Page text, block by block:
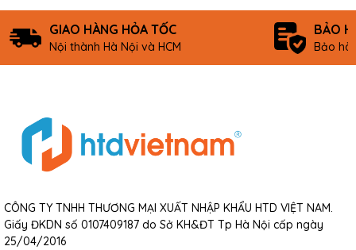
GIAO HÀNG HỎA TỐC
Nội thành Hà Nội và HCM
BẢO
Bảo
CÔNG TY TNHH THƯƠNG MẠI XUẤT NHẬP KHẨU HTD VIỆT NAM.
Giấy ĐKDN số 0107409187 do Sở KH&ĐT Tp Hà Nội cấp ngày
25/04/2016